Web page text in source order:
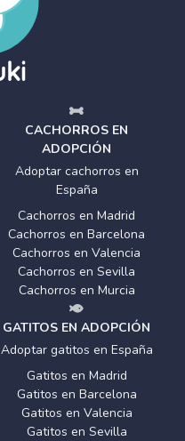
CACHORROS EN
ADOPCIÓN
Adoptar cachorros en
España
Cachorros en Madrid
Cachorros en Barcelona
Cachorros en Valencia
Cachorros en Sevilla
Cachorros en Murcia
GATITOS EN ADOPCIÓN
Adoptar gatitos en España
Gatitos en Madrid
Gatitos en Barcelona
Gatitos en Valencia
Gatitos en Sevilla